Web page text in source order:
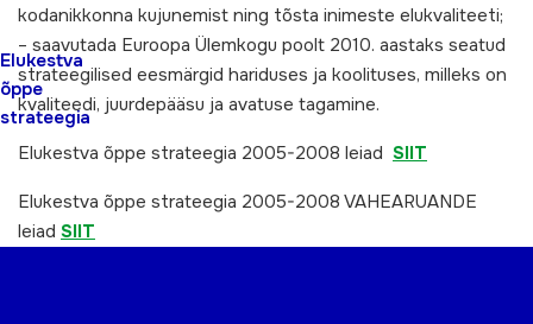
Elukestva
õppe
strateegia
kodanikkonna kujunemist ning tõsta inimeste elukvaliteeti;
– saavutada Euroopa Ülemkogu poolt 2010. aastaks seatud
strateegilised eesmärgid hariduses ja koolituses, milleks on
kvaliteedi, juurdepääsu ja avatuse tagamine.
Elukestva õppe strateegia 2005-2008 leiad SIIT
Elukestva õppe strateegia 2005-2008 VAHEARUANDE
leiad SIIT